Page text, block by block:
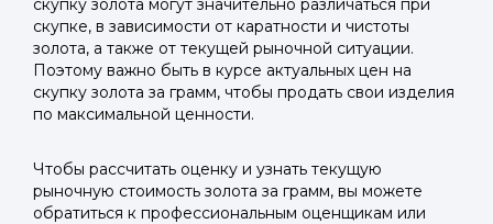
скупку золота могут значительно различаться при
скупке, в зависимости от каратности и чистоты
золота, а также от текущей рыночной ситуации.
Поэтому важно быть в курсе актуальных цен на
скупку золота за грамм, чтобы продать свои изделия
по максимальной ценности.
Чтобы рассчитать оценку и узнать текущую
рыночную стоимость золота за грамм, вы можете
обратиться к профессиональным оценщикам или